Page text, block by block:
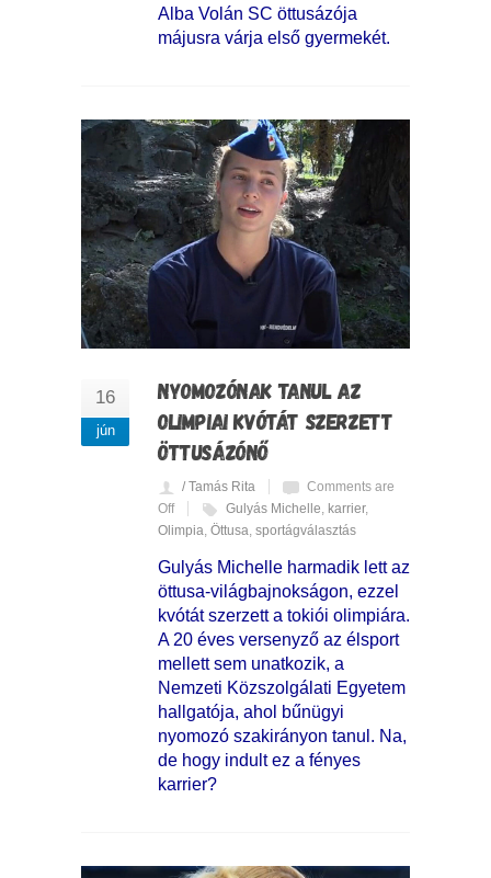
Alba Volán SC öttusázója
májusra várja első gyermekét.
16
jún
NYOMOZÓNAK TANUL AZ
OLIMPIAI KVÓTÁT SZERZETT
ÖTTUSÁZÓNŐ
/ Tamás Rita
Comments are
Off
Gulyás Michelle karrier,
Olimpia Öttusa sportágválasztás
Gulyás Michelle harmadik lett az
öttusa-világbajnokságon, ezzel
kvótát szerzett a tokiói olimpiára.
A 20 éves versenyző az élsport
mellett sem unatkozik, a
Nemzeti Közszolgálati Egyetem
hallgatója, ahol bűnügyi
nyomozó szakirányon tanul. Na,
de hogy indult ez a fényes
karrier?